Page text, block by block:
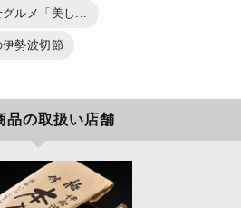
ルメ「美し...
勢波切節
品の取扱い店舗